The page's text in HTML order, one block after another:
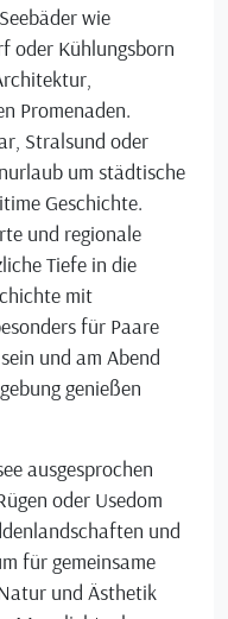
wie
oder Kühlungsborn
Promenaden.
Stralsund oder
um städtische
Geschichte.
und regionale
Tiefe in die
mit
für Paare
und am Abend
genießen
ausgesprochen
oder Usedom
und
für gemeinsame
und Ästhetik